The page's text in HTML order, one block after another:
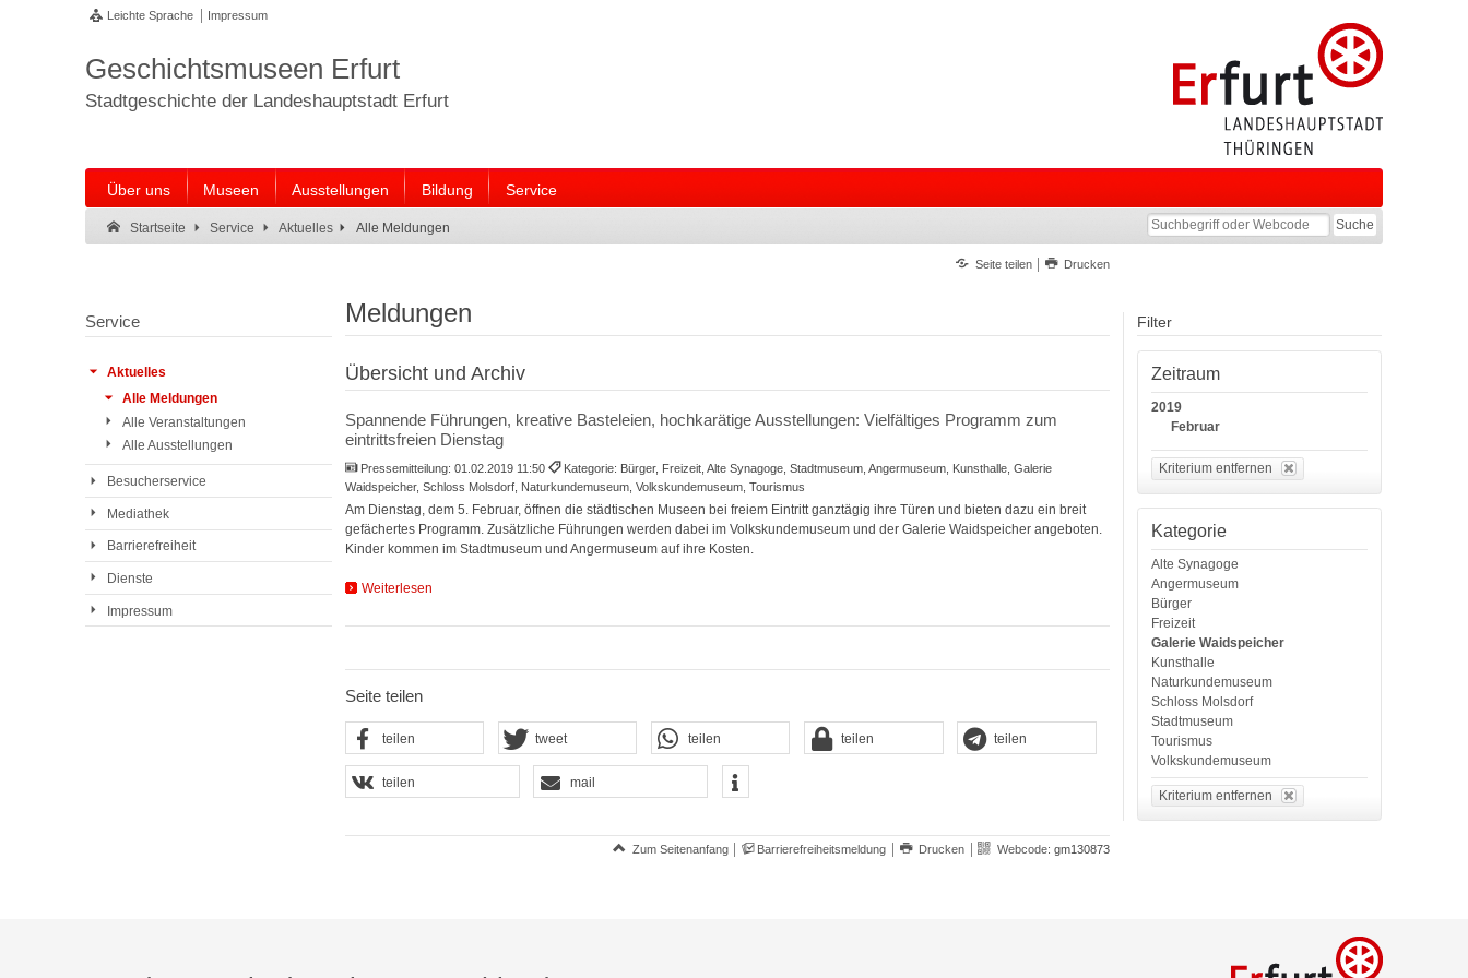
Leichte Sprache Impressum
Geschichtsmuseen Erfurt
Stadtgeschichte der Landeshauptstadt Erfurt
Über uns Museen Ausstellungen Bildung Service
Startseite Service Aktuelles Alle Meldungen
Suche:
Suche Ende.
Seite teilen Drucken
Meldungen
Übersicht und Archiv
Spannende Führungen, kreative Basteleien, hochkarätige Ausstellungen: Vielfältiges Programm zum
eintrittsfreien Dienstag
Pressemitteilung:01.02.2019 11:50
Kategorie: Bürger, Freizeit, Alte Synagoge, Stadtmuseum, Angermuseum, Kunsthalle, Galerie
Waidspeicher, Schloss Molsdorf, Naturkundemuseum, Volkskundemuseum, Tourismus
Am Dienstag, dem 5. Februar, öffnen die städtischen Museen bei freiem Eintritt ganztägig ihre Türen und bieten dazu ein breit
gefächertes Programm. Zusätzliche Führungen werden dabei im Volkskundemuseum und der Galerie Waidspeicher angeboten.
Kinder kommen im Stadtmuseum und Angermuseum auf ihre Kosten.
Weiterlesen
Seite teilen
teilen tweet teilen teilen teilen
teilen mail
Zum Seitenanfang Barrierefreiheitsmeldung Drucken Webcode: gm130873
Filter
Zeitraum
2019
Februar
Kriterium entfernen
Kategorie
Alte Synagoge
Angermuseum
Bürger
Freizeit
Galerie Waidspeicher
Kunsthalle
Naturkundemuseum
Schloss Molsdorf
Stadtmuseum
Tourismus
Volkskundemuseum
Kriterium entfernen
Service
Aktuelles
Alle Meldungen
Alle Veranstaltungen
Alle Ausstellungen
Besucherservice
Mediathek
Barrierefreiheit
Dienste
Impressum